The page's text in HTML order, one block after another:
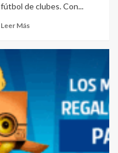
fútbol de clubes. Con...
Leer Más